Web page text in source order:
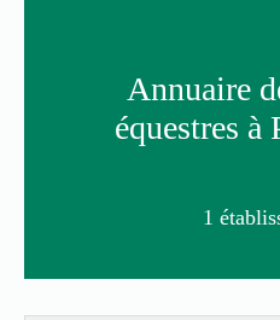
Annuaire
équestres à
1